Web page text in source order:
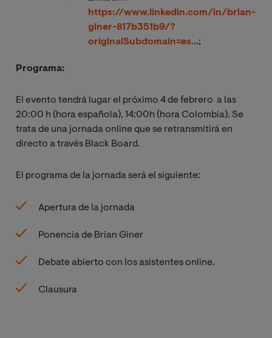
https://www.linkedin.com/in/brian-
giner-817b351b9/?
originalSubdomain=es…;
Programa:
El evento tendrá lugar el próximo 4 de febrero a las
20:00 h (hora española), 14:00h (hora Colombia). Se
trata de una jornada online que se retransmitirá en
directo a través Black Board.
El programa de la jornada será el siguiente:
Apertura de la jornada
Ponencia de Brian Giner
Debate abierto con los asistentes online.
Clausura